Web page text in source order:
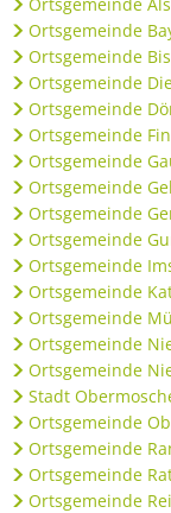
Ortsgemeinde
Ortsgemeinde
Ortsgemeinde
Ortsgemeinde
Ortsgemeinde
Ortsgemeinde
Ortsgemeinde
Ortsgemeinde
Ortsgemeinde
Ortsgemeinde
Ortsgemeinde
Ortsgemeinde
Ortsgemeinde
Ortsgemeinde
Stadt
Ortsgemeinde
Ortsgemeinde
Ortsgemeinde
Ortsgemeinde